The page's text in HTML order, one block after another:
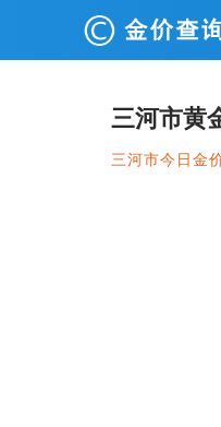
三河市黄
三河市今日金